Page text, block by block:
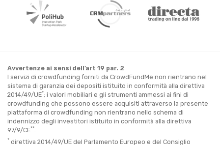
Avvertenze ai sensi dell’art 19 par. 2
I servizi di crowdfunding forniti da CrowdFundMe non rientrano nel
sistema di garanzia dei depositi istituito in conformità alla direttiva
2014/49/UE*; i valori mobiliari e gli strumenti ammessi ai fini di
crowdfunding che possono essere acquisiti attraverso la presente
piattaforma di crowdfunding non rientrano nello schema di
indennizzo degli investitori istituito in conformità alla direttiva
97/9/CE**
* direttiva 2014/49/UE del Parlamento Europeo e del Consiglio